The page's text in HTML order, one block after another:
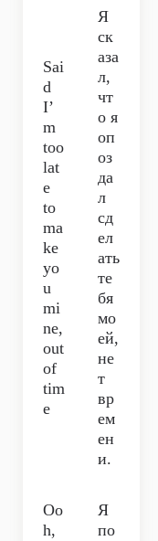
Sai
d
I’
m
too
lat
e
to
ma
ke
yo
u
mi
ne,
out
of
tim
e
Я
ск
аза
л,
чт
о я
оп
оз
да
л
сд
ел
ать
те
бя
мо
ей,
не
т
вр
ем
ен
и.
Oo
h,
Я
по